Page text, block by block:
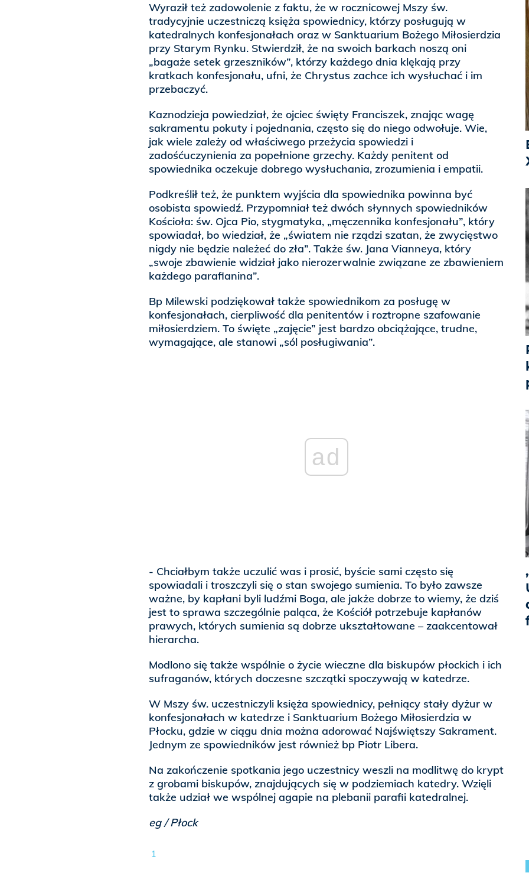
Wyraził też zadowolenie z faktu, że w rocznicowej Mszy św.
tradycyjnie uczestniczą księża spowiednicy, którzy posługują w
katedralnych konfesjonałach oraz w Sanktuarium Bożego Miłosierdzia
przy Starym Rynku. Stwierdził, że na swoich barkach noszą oni
„bagaże setek grzeszników”, którzy każdego dnia klękają przy
kratkach konfesjonału, ufni, że Chrystus zachce ich wysłuchać i im
przebaczyć.
Kaznodzieja powiedział, że ojciec święty Franciszek, znając wagę
sakramentu pokuty i pojednania, często się do niego odwołuje. Wie,
jak wiele zależy od właściwego przeżycia spowiedzi i
zadośćuczynienia za popełnione grzechy. Każdy penitent od
spowiednika oczekuje dobrego wysłuchania, zrozumienia i empatii.
Podkreślił też, że punktem wyjścia dla spowiednika powinna być
osobista spowiedź. Przypomniał też dwóch słynnych spowiedników
Kościoła: św. Ojca Pio, stygmatyka, „męczennika konfesjonału”, który
spowiadał, bo wiedział, że „światem nie rządzi szatan, że zwycięstwo
nigdy nie będzie należeć do zła”. Także św. Jana Vianneya, który
„swoje zbawienie widział jako nierozerwalnie związane ze zbawieniem
każdego parafianina”.
Bp Milewski podziękował także spowiednikom za posługę w
konfesjonałach, cierpliwość dla penitentów i roztropne szafowanie
miłosierdziem. To święte „zajęcie” jest bardzo obciążające, trudne,
wymagające, ale stanowi „sól posługiwania”.
ad
- Chciałbym także uczulić was i prosić, byście sami często się
spowiadali i troszczyli się o stan swojego sumienia. To było zawsze
ważne, by kapłani byli ludźmi Boga, ale jakże dobrze to wiemy, że dziś
jest to sprawa szczególnie paląca, że Kościół potrzebuje kapłanów
prawych, których sumienia są dobrze ukształtowane – zaakcentował
hierarcha.
Modlono się także wspólnie o życie wieczne dla biskupów płockich i ich
sufraganów, których doczesne szczątki spoczywają w katedrze.
W Mszy św. uczestniczyli księża spowiednicy, pełniący stały dyżur w
konfesjonałach w katedrze i Sanktuarium Bożego Miłosierdzia w
Płocku, gdzie w ciągu dnia można adorować Najświętszy Sakrament.
Jednym ze spowiedników jest również bp Piotr Libera.
Na zakończenie spotkania jego uczestnicy weszli na modlitwę do krypt
z grobami biskupów, znajdujących się w podziemiach katedry. Wzięli
także udział we wspólnej agapie na plebanii parafii katedralnej.
eg / Płock
1